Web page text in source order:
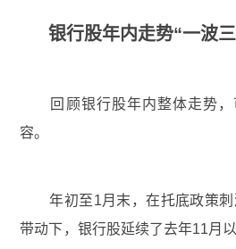
银行股年内走势“一波
回顾银行股年内整体走势，
容。
年初至1月末，在托底政策刺
带动下，银行股延续了去年11月